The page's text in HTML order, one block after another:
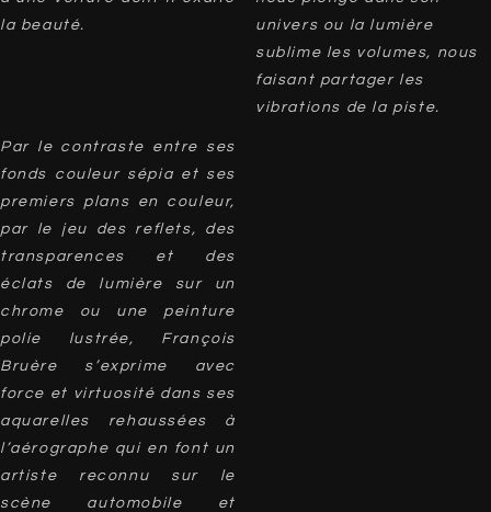
la beauté.
univers ou la lumière
sublime les volumes, nous
faisant partager les
vibrations de la piste.
Par le contraste entre ses
fonds couleur sépia et ses
premiers plans en couleur,
par le jeu des reflets, des
transparences et des
éclats de lumière sur un
chrome ou une peinture
polie lustrée, François
Bruère s’exprime avec
force et virtuosité dans ses
aquarelles rehaussées à
l’aérographe qui en font un
artiste reconnu sur le
scène automobile et